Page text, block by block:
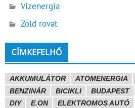
Vízenergia
Zöld rovat
CÍMKEFELHŐ
AKKUMULÁTOR ATOMENERGIA
BENZINÁR
BICIKLI BUDAPEST
DIY
E.ON
ELEKTROMOS AUTÓ